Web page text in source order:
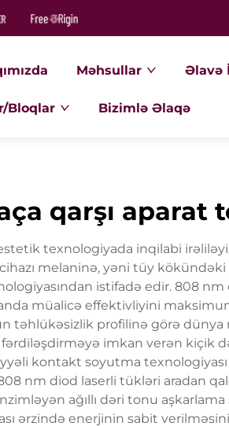
Məhsullar Əlavə
Bloqlar Bizimlə Əlaqə
qarşı aparat
texnologiyada inqilabi
melaninə, yəni tüy
istifadə edir. 808 nm
müalicə effektivliyini
təhlükəsizlik profilinə görə dünya
imkan verən kiçik
kontakt soyutma
nm diod laserli tükləri aradan
ağıllı dəri tonu
ərzində enerjinin sabit